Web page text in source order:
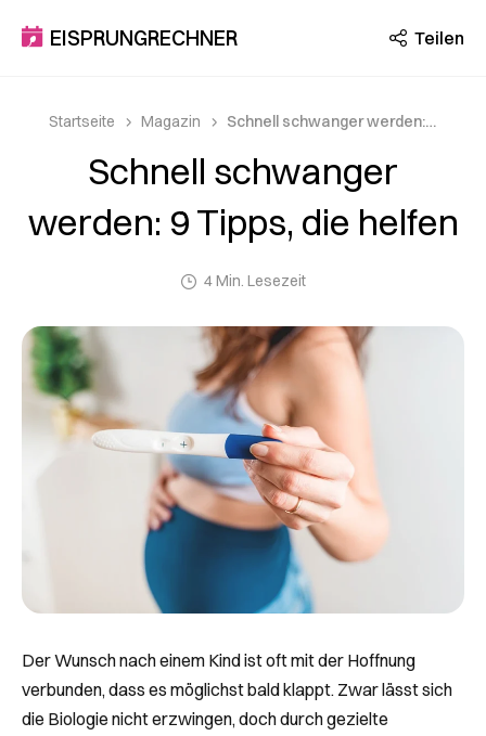
EISPRUNGRECHNER Teilen
Startseite Magazin Schnell schwanger werden: 9 Tipps, die helfen
Schnell schwanger
werden: 9 Tipps, die helfen
4 Min. Lesezeit
Der Wunsch nach einem Kind ist oft mit der Hoffnung
verbunden, dass es möglichst bald klappt. Zwar lässt sich
die Biologie nicht erzwingen, doch durch gezielte